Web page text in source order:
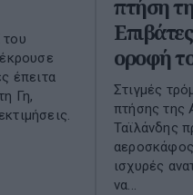
του
έπειτα
Γη,
πτήση
οροφή
Στιγμές
πτήσης της
Ταϊλάνδης
ισχυρές
να...